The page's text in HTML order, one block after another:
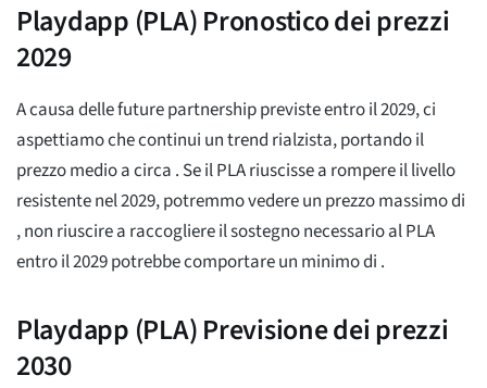
Playdapp (PLA) Pronostico dei prezzi
2029
A causa delle future partnership previste entro il 2029, ci
aspettiamo che continui un trend rialzista, portando il
prezzo medio a circa . Se il PLA riuscisse a rompere il livello
resistente nel 2029, potremmo vedere un prezzo massimo di
, non riuscire a raccogliere il sostegno necessario al PLA
entro il 2029 potrebbe comportare un minimo di .
Playdapp (PLA) Previsione dei prezzi
2030